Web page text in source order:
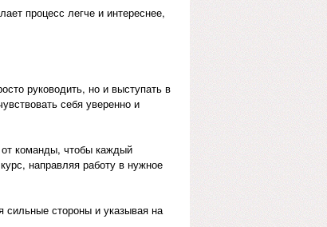
процесс легче и интереснее,
руководить, но и выступать в
себя уверенно и
от команды, чтобы каждый
направляя работу в нужное
сильные стороны и указывая на